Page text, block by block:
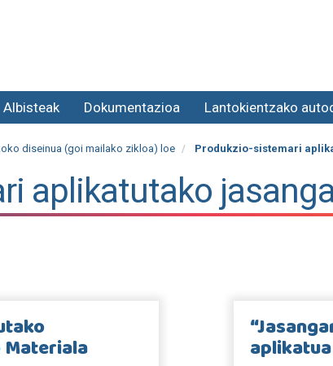
Albisteak Dokumentazioa Lantokientzako
diseinua (goi mailako zikloa) loe Produkzio-sistemari
aplikatutako